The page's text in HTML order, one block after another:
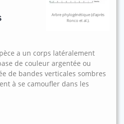
Arbre phylogénétique (d’après
Ronco et al.).
a un corps latéralement
de couleur argentée ou
de bandes verticales sombres
à se camoufler dans les